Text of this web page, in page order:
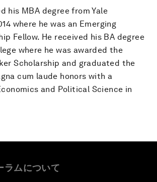
his MBA degree from Yale
where he was an Emerging
Fellow. He received his BA degree
where he was awarded the
Scholarship and graduated the
cum laude honors with a
and Political Science in
ラムについて